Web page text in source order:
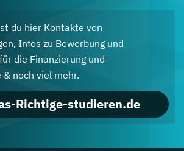
du hier Kontakte von
Infos zu Bewerbung und
die Finanzierung und
& noch viel mehr.
Richtige-studieren.de